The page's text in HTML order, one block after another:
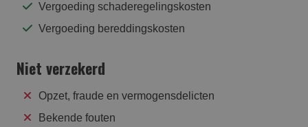
Vergoeding schaderegelingskosten
Vergoeding bereddingskosten
Niet verzekerd
Opzet, fraude en vermogensdelicten
Bekende fouten